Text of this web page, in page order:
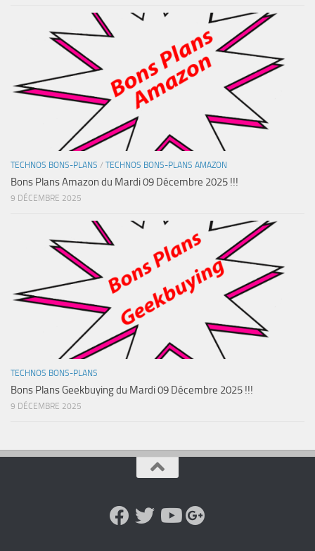
TECHNOS BONS-PLANS / TECHNOS BONS-PLANS AMAZON
Bons Plans Amazon du Mardi 09 Décembre 2025 !!!
9 DÉCEMBRE 2025
TECHNOS BONS-PLANS
Bons Plans Geekbuying du Mardi 09 Décembre 2025 !!!
9 DÉCEMBRE 2025